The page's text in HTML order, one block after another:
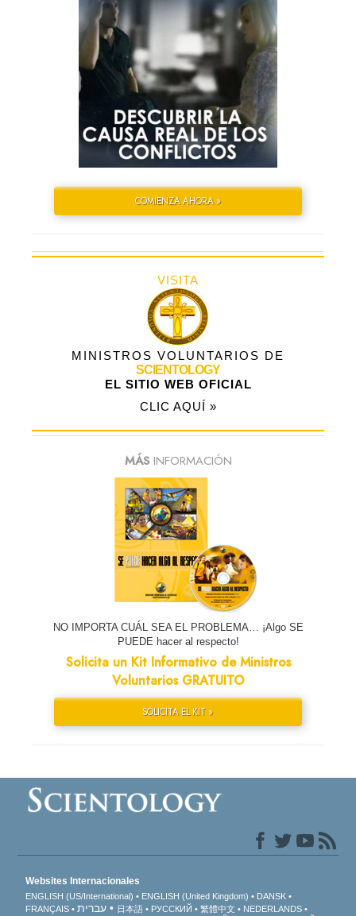
COMIENZA AHORA »
VISITA
MINISTROS VOLUNTARIOS DE
SCIENTOLOGY
EL SITIO WEB OFICIAL
CLIC AQUÍ »
MÁSINFORMACIÓN
NO IMPORTA CUÁL SEA EL PROBLEMA… ¡Algo SE
PUEDE hacer al respecto!
Solicita un Kit Informativo de Ministros
Voluntarios GRATUITO
SOLICITA EL KIT »
Websites Internacionales
ENGLISH (US/International) ENGLISH (United Kingdom)
DANSK
FRANÇAIS
עברית 日本語 РУССКИЙ 繁體中文
NEDERLANDS